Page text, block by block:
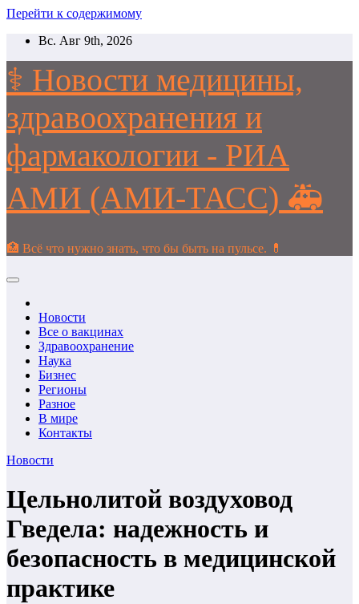
Перейти к содержимому
Вс. Авг 9th, 2026
⚕️ Новости медицины,
здравоохранения и
фармакологии - РИА
АМИ (АМИ-ТАСС) 🚑
🏥 Всё что нужно знать, что бы быть на пульсе. 💊
Новости
Все о вакцинах
Здравоохранение
Наука
Бизнес
Регионы
Разное
В мире
Контакты
Новости
Цельнолитой воздуховод
Гведела: надежность и
безопасность в медицинской
практике